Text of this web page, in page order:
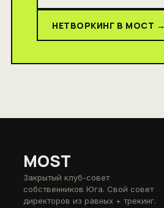
НЕТВОРКИНГ В МОСТ →
MOST
Закрытый клуб-совет
собственников Юга. Свой совет
директоров из равных + трекинг.